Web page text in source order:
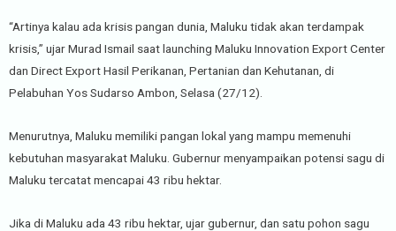
“Artinya kalau ada krisis pangan dunia, Maluku tidak akan terdampak
krisis,” ujar Murad Ismail saat launching Maluku Innovation Export Center
dan Direct Export Hasil Perikanan, Pertanian dan Kehutanan, di
Pelabuhan Yos Sudarso Ambon, Selasa (27/12).
Menurutnya, Maluku memiliki pangan lokal yang mampu memenuhi
kebutuhan masyarakat Maluku. Gubernur menyampaikan potensi sagu di
Maluku tercatat mencapai 43 ribu hektar.
Jika di Maluku ada 43 ribu hektar, ujar gubernur, dan satu pohon sagu